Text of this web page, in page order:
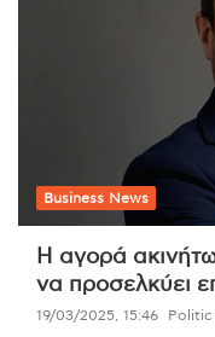
Business News
Η αγορά
να προσελκύει
19/03/2025, 15:46 Politic